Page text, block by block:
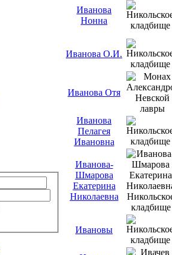
Иванова
Нонна
Иванова О.И.
Иванова Отя
Иванова
Пелагея
Ивановна
Иванова-
Шмарова
Екатерина
Николаевна
Ивановы